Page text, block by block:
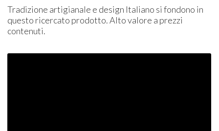
Tradizione artigianale e design Italiano si fondono in
questo ricercato prodotto. Alto valore a prezzi
contenuti.